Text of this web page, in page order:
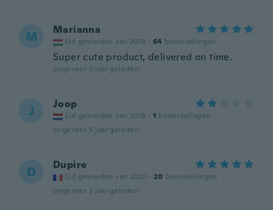
M Marianna
Lid geworden van 2018 · 64 beoordelingen
Super cute product, delivered on time.
ongeveer 5 jaar geleden
J Joop
Lid geworden van 2018 · 1 beoordelingen
ongeveer 5 jaar geleden
D Dupire
Lid geworden van 2020 · 20 beoordelingen
ongeveer 5 jaar geleden